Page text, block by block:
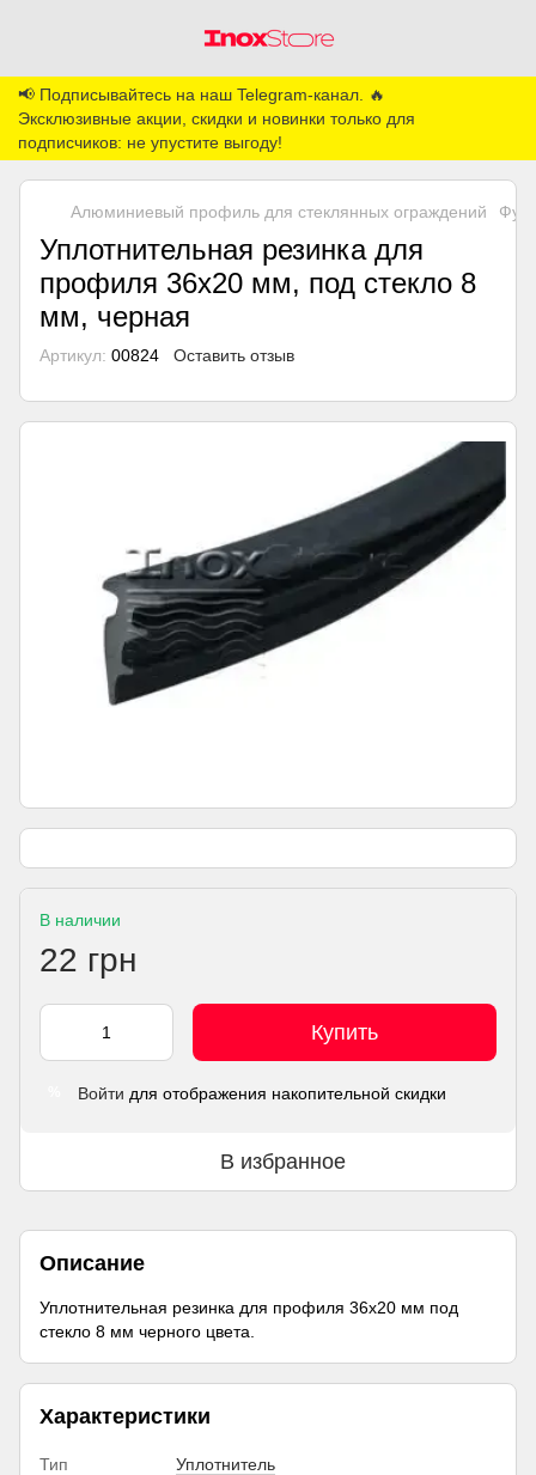
📢 Подписывайтесь на наш Telegram-канал. 🔥
Эксклюзивные акции, скидки и новинки только для
подписчиков: не упустите выгоду!
Алюминиевый профиль для стеклянных ограждений
Уплотнительная резинка для
профиля 36х20 мм, под стекло 8
мм, черная
Артикул: 00824 Оставить отзыв
В наличии
22 грн
Купить
Войти для отображения накопительной скидки
В избранное
Описание
Уплотнительная резинка для профиля 36х20 мм под
стекло 8 мм черного цвета.
Характеристики
Тип
Уплотнитель